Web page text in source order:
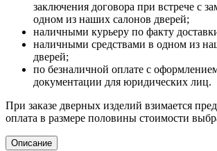
заключения договора при встрече с
одном из наших салонов дверей;
наличными курьеру по факту
наличными средствами в одном из
дверей;
по безналичной оплате с
документации для юридических лиц.
При заказе дверных изделий взимается
оплата в размере половины стоимости
Описание